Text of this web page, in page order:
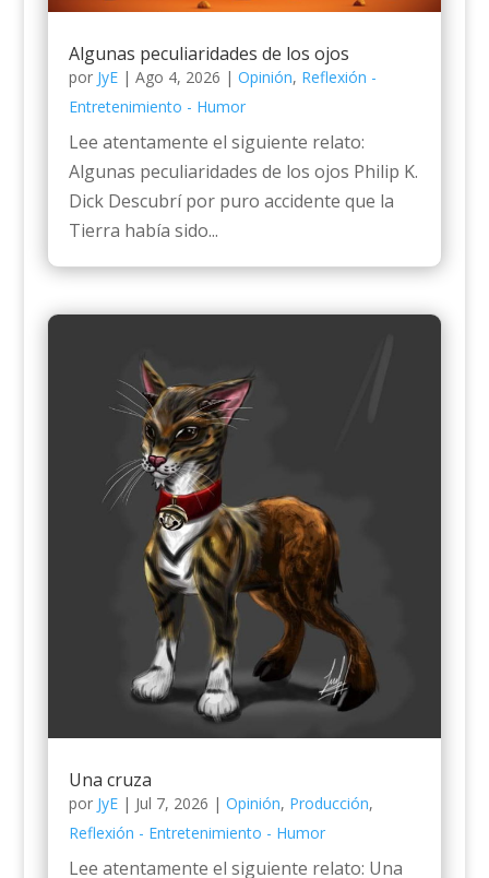
Algunas peculiaridades de los ojos
por JyE| Ago 4, 2026 | Opinión, Reflexión -
Entretenimiento - Humor
Lee atentamente el siguiente relato:
Algunas peculiaridades de los ojos Philip K.
Dick Descubrí por puro accidente que la
Tierra había sido...
Una cruza
por JyE| Jul 7, 2026 | Opinión, Producción,
Reflexión - Entretenimiento - Humor
Lee atentamente el siguiente relato: Una